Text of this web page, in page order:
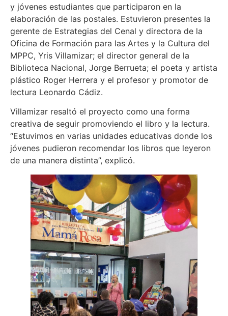
y jóvenes estudiantes que participaron en la
elaboración de las postales. Estuvieron presentes la
gerente de Estrategias del Cenal y directora de la
Oficina de Formación para las Artes y la Cultura del
MPPC, Yris Villamizar; el director general de la
Biblioteca Nacional, Jorge Berrueta; el poeta y artista
plástico Roger Herrera y el profesor y promotor de
lectura Leonardo Cádiz.
Villamizar resaltó el proyecto como una forma
creativa de seguir promoviendo el libro y la lectura.
“Estuvimos en varias unidades educativas donde los
jóvenes pudieron recomendar los libros que leyeron
de una manera distinta”, explicó.